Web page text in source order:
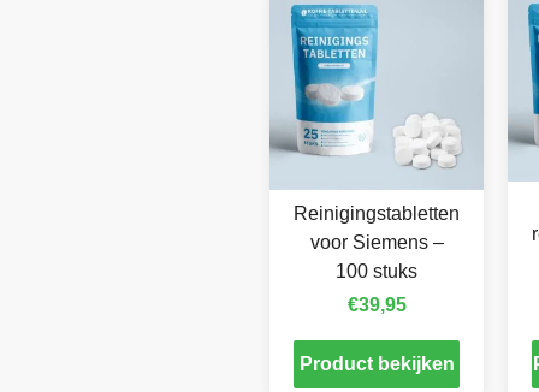
Reinigingstabletten
voor Siemens –
100 stuks
€39,95
Product bekijken